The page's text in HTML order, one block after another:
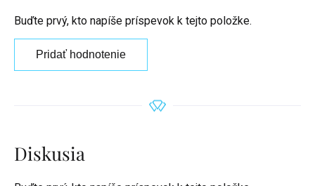
Buďte prvý, kto napíše príspevok k tejto položke.
Pridať hodnotenie
Diskusia